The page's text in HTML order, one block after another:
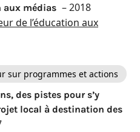
aux médias – 2018
de l’éducation aux
sur programmes et actions
des pistes pour s’y
local à destination des